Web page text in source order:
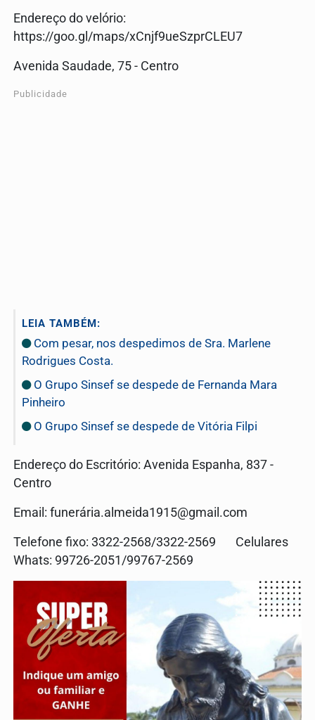
Endereço do velório:
https://goo.gl/maps/xCnjf9ueSzprCLEU7
Avenida Saudade, 75 - Centro
Publicidade
LEIA TAMBÉM:
Com pesar, nos despedimos de Sra. Marlene
Rodrigues Costa.
O Grupo Sinsef se despede de Fernanda Mara
Pinheiro
O Grupo Sinsef se despede de Vitória Filpi
Endereço do Escritório: Avenida Espanha, 837 -
Centro
Email: funerária.almeida1915@gmail.com
Telefone fixo: 3322-2568/3322-2569 Celulares
Whats: 99726-2051/99767-2569